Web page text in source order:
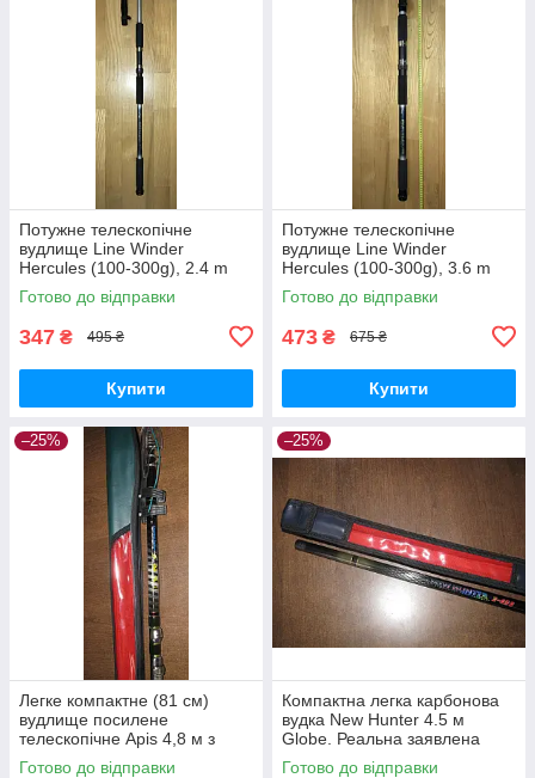
Потужне телескопічне
вудлище Line Winder
Hercules (100-300g), 2.4 m
Готово до відправки
347 ₴ 495 ₴
Купити
Потужне телескопічне
вудлище Line Winder
Hercules (100-300g), 3.6 m
Готово до відправки
473 ₴ 675 ₴
Купити
–25%
Легке компактне (81 см)
вудлище посилене
телескопічне Apis 4,8 м з
кільцями
Готово до відправки
–25%
Компактна легка карбонова
вудка New Hunter 4.5 м
Globe. Реальна заявлена
довжина
Готово до відправки